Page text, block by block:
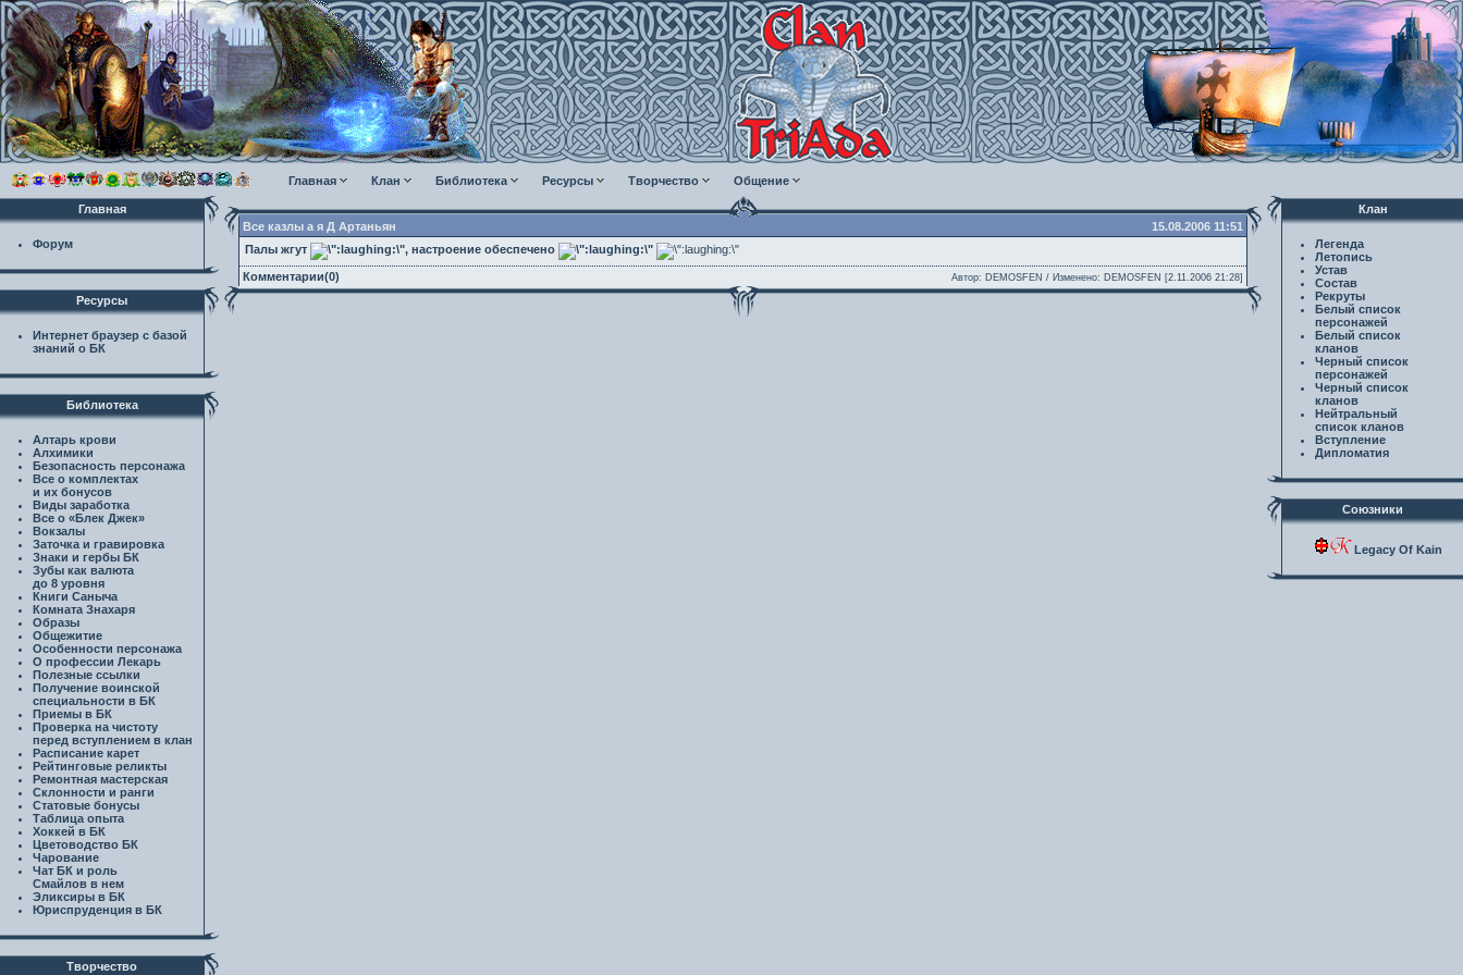
Главная Клан Библиотека Ресурсы Творчество Общение
Главная
Форум
Ресурсы
Интернет браузер с базой
знаний о БК
Библиотека
Алтарь крови
Алхимики
Безопасность персонажа
Все о комплектах
и их бонусов
Виды заработка
Все о «Блек Джек»
Вокзалы
Заточка и гравировка
Знаки и гербы БК
Зубы как валюта
до 8 уровня
Книги Саныча
Комната Знахаря
Образы
Общежитие
Особенности персонажа
О профессии Лекарь
Полезные ссылки
Получение воинской
специальности в БК
Приемы в БК
Проверка на чистоту
перед вступлением в клан
Расписание карет
Рейтинговые реликты
Ремонтная мастерская
Склонности и ранги
Статовые бонусы
Таблица опыта
Хоккей в БК
Цветоводство БК
Чарование
Чат БК и роль
Смайлов в нем
Эликсиры в БК
Юриспруденция в БК
Творчество
Все казлы а я Д Артаньян
15.08.2006 11:51
Палы жгут
, настроение обеспечено
Комментарии(0) Автор: DEMOSFEN / Изменено: DEMOSFEN [2.11.2006 21:28]
Клан
Легенда
Летопись
Устав
Состав
Рекруты
Белый список
персонажей
Белый список
кланов
Черный список
персонажей
Черный список
кланов
Нейтральный
список кланов
Вступление
Дипломатия
Союзники
Legacy Of Kain